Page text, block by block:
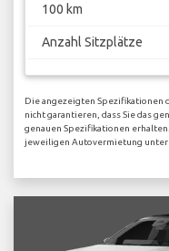
100 km
Anzahl Sitzplätze
Die angezeigten Spezifikationen
nicht garantieren, dass Sie das
genauen Spezifikationen
jeweiligen Autovermietung unter